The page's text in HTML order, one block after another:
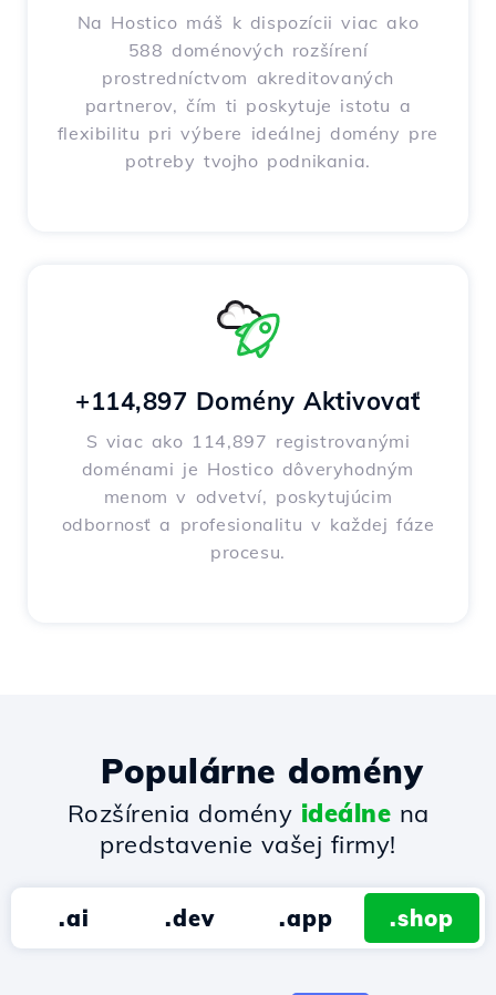
Na Hostico máš k dispozícii viac ako
588 doménových rozšírení
prostredníctvom akreditovaných
partnerov, čím ti poskytuje istotu a
flexibilitu pri výbere ideálnej domény pre
potreby tvojho podnikania.
+114,897 Domény Aktivovať
S viac ako 114,897 registrovanými
doménami je Hostico dôveryhodným
menom v odvetví, poskytujúcim
odbornosť a profesionalitu v každej fáze
procesu.
Populárne domény
Rozšírenia domény ideálne na
predstavenie vašej firmy!
.ai .dev .app .shop